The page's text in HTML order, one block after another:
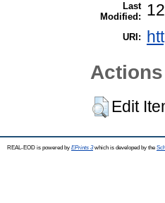
Last
Modified:
URI:
Edit
REAL-EOD is powered by EPrints 3which is developed by the